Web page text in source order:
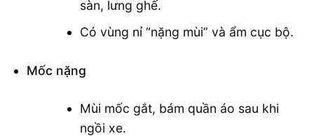
sàn, lưng ghế.
Có vùng nỉ “nặng mùi” và ẩm cục bộ.
Mốc nặng
Mùi mốc gắt, bám quần áo sau khi
ngồi xe.